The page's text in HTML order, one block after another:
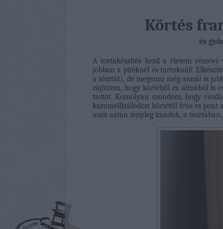
Körtés
és
A tortakészítés kezd a életem
jobban a pitéknél és tartoknál!
a tésztát), de megenni még annál is
rájöttem, hogy körtéből és almából is
tartot. Komolyan mondom, hogy
karamellizálódott körtétől friss és pont
amit aztán tényleg imádok, a